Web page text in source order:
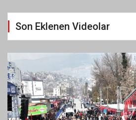
Son Eklenen Videolar